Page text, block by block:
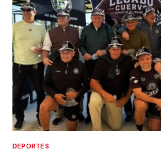
DEPORTES